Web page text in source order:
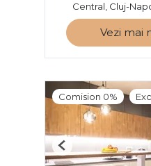
Central, Cluj-
Vezi mai
Comision 0%
Previous